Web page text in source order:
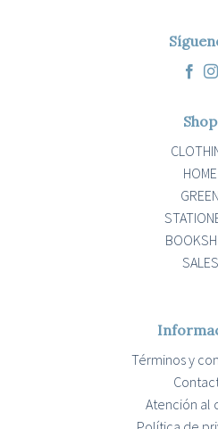
Shop
HOME
GREEN
SALES
Términos y
Atención al